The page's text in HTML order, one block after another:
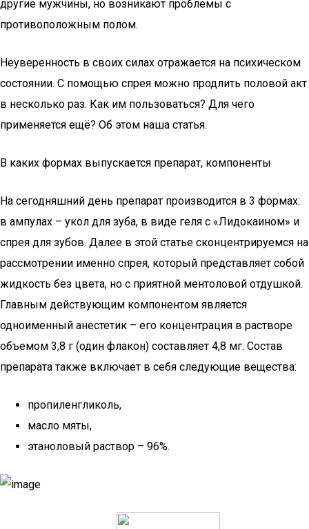
другие мужчины, но возникают проблемы с
противоположным полом.
Неуверенность в своих силах отражается на психическом
состоянии. С помощью спрея можно продлить половой акт
в несколько раз. Как им пользоваться? Для чего
применяется ещё? Об этом наша статья.
В каких формах выпускается препарат, компоненты
На сегодняшний день препарат производится в 3 формах:
в ампулах – укол для зуба, в виде геля с «Лидокаином» и
спрея для зубов. Далее в этой статье сконцентрируемся на
рассмотрении именно спрея, который представляет собой
жидкость без цвета, но с приятной ментоловой отдушкой.
Главным действующим компонентом является
одноименный анестетик – его концентрация в растворе
объемом 3,8 г (один флакон) составляет 4,8 мг. Состав
препарата также включает в себя следующие вещества:
пропиленгликоль,
масло мяты,
этаноловый раствор – 96%.